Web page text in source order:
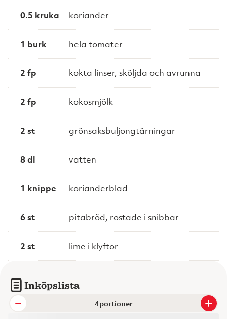
0.5 kruka koriander
1 burk hela tomater
2 fp kokta linser, sköljda och avrunna
2 fp kokosmjölk
2 st grönsaksbuljongtärningar
8 dl vatten
1 knippe korianderblad
6 st pitabröd, rostade i snibbar
2 st lime i klyftor
Inköpslista
portioner